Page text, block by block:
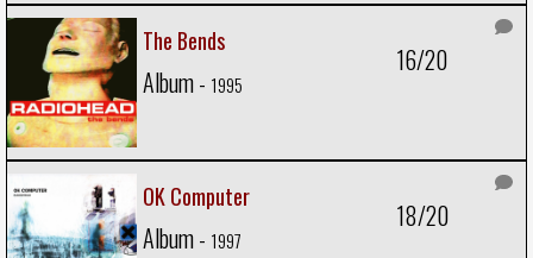
The Bends
Album - 1995
16/20
OK Computer
Album - 1997
18/20